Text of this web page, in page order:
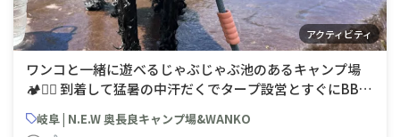
アクティビティ
ワンコと一緒に遊べるじゃぶじゃぶ池のあるキャンプ場
🏕️🐕‍🦺 到着して猛暑の中汗だくでタープ設営とすぐにBBQ
コ）は初めての水遊びで、水が怖いのと冷たいのでブルブ
岐阜 | N.E.W 奥長良キャンプ場&WANKO